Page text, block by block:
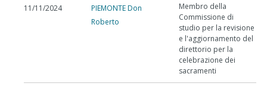
11/11/2024
PIEMONTE Don
Roberto
Membro della
Commissione di
studio per la revisione
e l'aggiornamento del
direttorio per la
celebrazione dei
sacramenti